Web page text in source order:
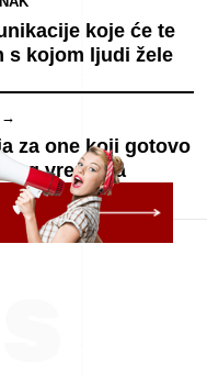
koje će te
s kojom ljudi žele
→
za one koji gotovo
vremena